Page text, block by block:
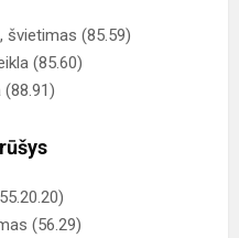
švietimas (85.59)
(85.60)
(56.29)